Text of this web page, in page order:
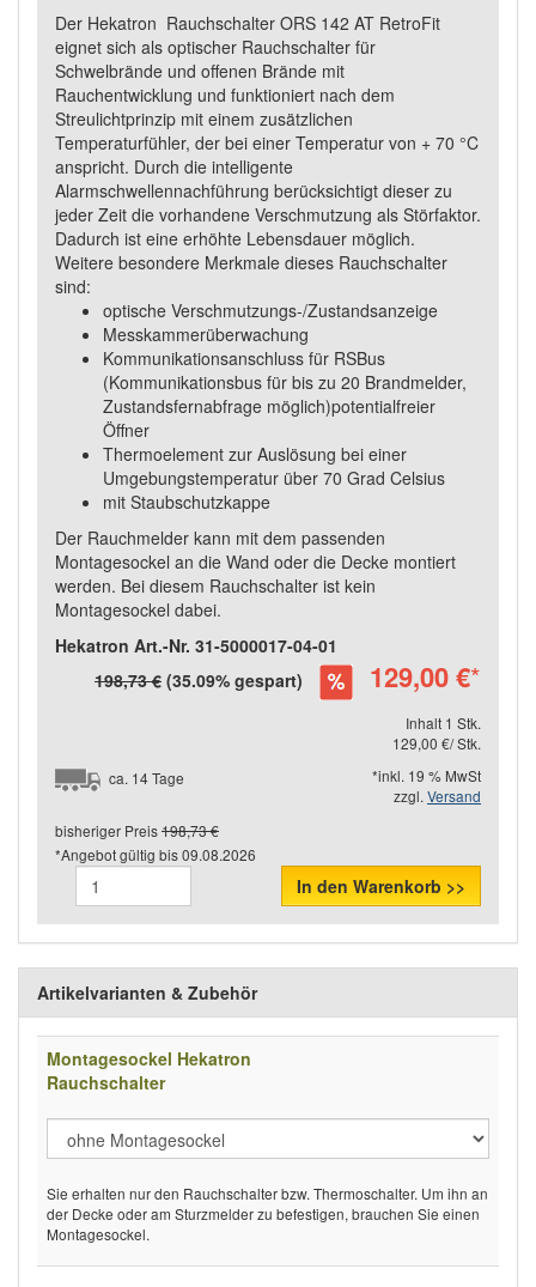
Der Hekatron Rauchschalter ORS 142 AT RetroFit
eignet sich als optischer Rauchschalter für
Schwelbrände und offenen Brände mit
Rauchentwicklung und funktioniert nach dem
Streulichtprinzip mit einem zusätzlichen
Temperaturfühler, der bei einer Temperatur von + 70 °C
anspricht. Durch die intelligente
Alarmschwellennachführung berücksichtigt dieser zu
jeder Zeit die vorhandene Verschmutzung als Störfaktor.
Dadurch ist eine erhöhte Lebensdauer möglich.
Weitere besondere Merkmale dieses Rauchschalter
sind:
optische Verschmutzungs-/Zustandsanzeige
Messkammerüberwachung
Kommunikationsanschluss für RSBus
(Kommunikationsbus für bis zu 20 Brandmelder,
Zustandsfernabfrage möglich)potentialfreier
Öffner
Thermoelement zur Auslösung bei einer
Umgebungstemperatur über 70 Grad Celsius
mit Staubschutzkappe
Der Rauchmelder kann mit dem passenden
Montagesockel an die Wand oder die Decke montiert
werden. Bei diesem Rauchschalter ist kein
Montagesockel dabei.
Hekatron Art.-Nr. 31-5000017-04-01
198,73 € (35.09% gespart) 129,00 €*
Inhalt 1 Stk.
129,00 €/ Stk.
ca. 14 Tage
*inkl. 19 % MwSt
zzgl. Versand
bisheriger Preis198,73 €
*Angebot gültig bis09.08.2026
In den Warenkorb >>
Artikelvarianten & Zubehör
Montagesockel Hekatron
Rauchschalter
Sie erhalten nur den Rauchschalter bzw. Thermoschalter. Um ihn an
der Decke oder am Sturzmelder zu befestigen, brauchen Sie einen
Montagesockel.